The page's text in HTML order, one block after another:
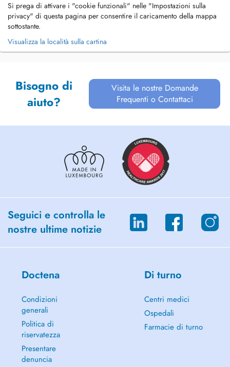
Si prega di attivare i "cookie funzionali" nelle "Impostazioni sulla
privacy" di questa pagina per consentire il caricamento della mappa
sottostante.
Visualizza la località sulla cartina
Bisogno di
aiuto?
Visita le nostre Domande
Frequenti o Contattaci
Seguici e controlla le
nostre ultime notizie
Doctena
Condizioni
generali
Politica di
riservatezza
Presentare
denuncia
Di turno
Centri medici
Ospedali
Farmacie di turno